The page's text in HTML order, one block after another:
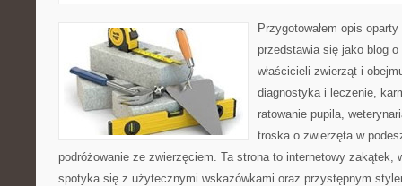
Przygotowałem opis
przedstawia się jako blog
właścicieli zwierząt i
diagnostyka i leczenie,
ratowanie pupila,
troska o zwierzęta w
podróżowanie ze zwierzęciem. Ta strona to internetowy zakątek,
spotyka się z użytecznymi wskazówkami oraz przystępnym